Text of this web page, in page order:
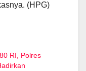
(HPG)
RI, Polres